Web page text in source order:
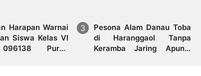
Harapan Warnai
Siswa Kelas VI
Purba
Pesona Alam Danau Toba
di Haranggaol Tanpa
Keramba Jaring Apung,